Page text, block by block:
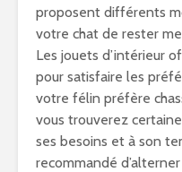
proposent différents
votre chat de rester
Les jouets d’intérieur
pour satisfaire les
votre félin préfère
vous trouverez
ses besoins et à son
recommandé